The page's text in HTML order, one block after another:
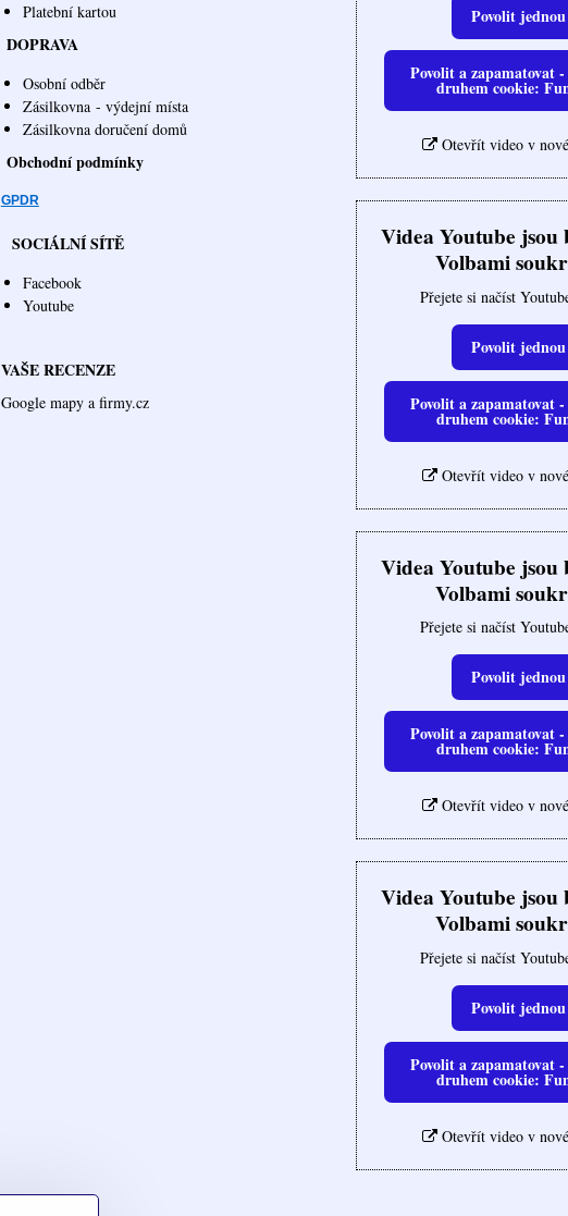
Platební kartou
DOPRAVA
Osobní odběr
Zásilkovna - výdejní místa
Zásilkovna doručení domů
Obchodní podmínky
GPDR
SOCIÁLNÍ SÍTĚ
Facebook
Youtube
VAŠE RECENZE
Google mapy a firmy.cz
Povolit jednou
Povolit a zapamatovat -
druhem cookie:
Otevřít video v
Videa Youtube jsou
Volbami
Přejete si načíst
Povolit jednou
Povolit a zapamatovat -
druhem cookie:
Otevřít video v
Videa Youtube jsou
Volbami
Přejete si načíst
Povolit jednou
Povolit a zapamatovat -
druhem cookie:
Otevřít video v
Videa Youtube jsou
Volbami
Přejete si načíst
Povolit jednou
Povolit a zapamatovat -
druhem cookie:
Otevřít video v